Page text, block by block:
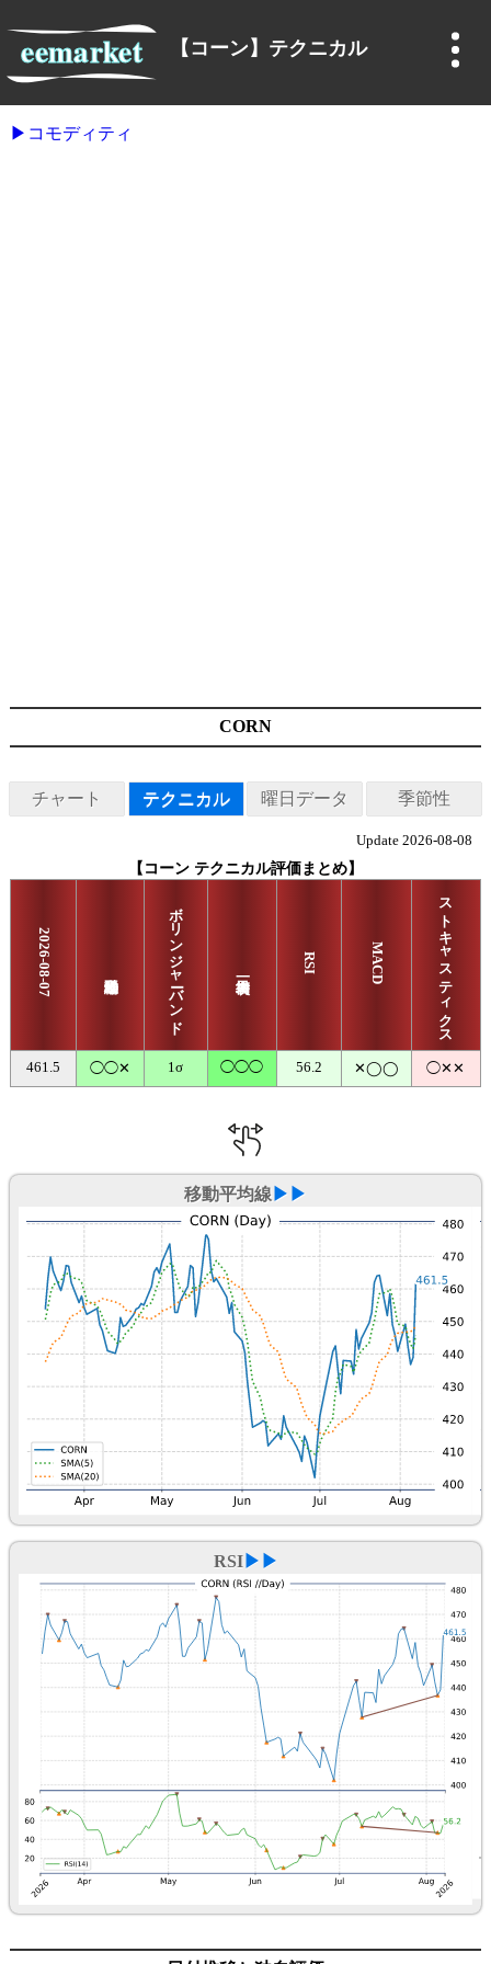
【コーン】テクニカル
コモディティ
CORN
チャート テクニカル 曜日データ 季節性
Update 2026-08-08
【コーン テクニカル評価まとめ】
2026-08-07 ボリンジャーバンド RSI MACD ストキャスティクス
461.5 ◯◯✕ 1σ ◯◯◯ 56.2 ✕◯◯ ◯✕✕
移動平均線 ▶▶
RSI▶▶